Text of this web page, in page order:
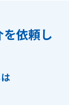
依頼し